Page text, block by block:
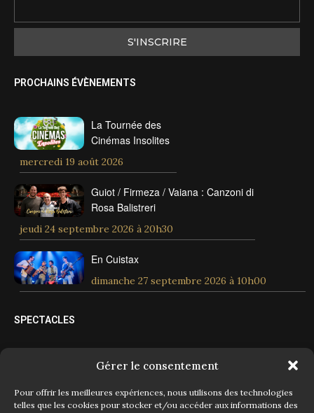
Gérer le consentement
Pour offrir les meilleures expériences, nous utilisons des technologies
telles que les cookies pour stocker et/ou accéder aux informations des
PROCHAINS ÉVÈNEMENTS
La Tournée des
Cinémas Insolites
mercredi 19 août 2026
Guiot / Firmeza / Vaiana : Canzoni di
Rosa Balistreri
jeudi 24 septembre 2026 à 20h30
En Cuistax
dimanche 27 septembre 2026 à 10h00
SPECTACLES
Spectacles tout public
Spectacles jeune public